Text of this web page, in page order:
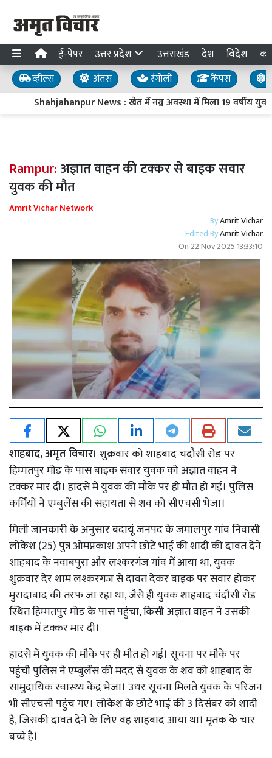
ई-पेपर उत्तर प्रदेश उत्तराखंड देश विदेश
व्हील्स अंतस रंगोली कैंपस
Shahjahanpur News : खेत में नग्न अवस्था में मिला 19 वर्षीय
Rampur:अज्ञात वाहन की टक्कर से बाइक सवार
युवक की मौत
Amrit Vichar Network
ByAmrit Vichar
Edited ByAmrit Vichar
On 22 Nov 2025 13:33:10
शाहबाद, अमृत विचार। शुक्रवार को शाहबाद चंदौसी रोड पर
हिम्मतपुर मोड के पास बाइक सवार युवक को अज्ञात वाहन ने
टक्कर मार दी। हादसे में युवक की मौके पर ही मौत हो गई। पुलिस
कर्मियों ने एम्बुलेंस की सहायता से शव को सीएचसी भेजा।
मिली जानकारी के अनुसार बदायूं जनपद के जमालपुर गांव निवासी
लोकेश (25) पुत्र ओमप्रकाश अपने छोटे भाई की शादी की दावत देने
शाहबाद के नवाबपुरा और लश्करगंज गांव में आया था, युवक
शुक्रवार देर शाम लश्करगंज से दावत देकर बाइक पर सवार होकर
मुरादाबाद की तरफ जा रहा था, जैसे ही युवक शाहबाद चंदौसी रोड
स्थित हिम्मतपुर मोड के पास पहुंचा, किसी अज्ञात वाहन ने उसकी
बाइक में टक्कर मार दी।
हादसे में युवक की मौके पर ही मौत हो गई। सूचना पर मौके पर
पहुंची पुलिस ने एम्बुलेंस की मदद से युवक के शव को शाहबाद के
सामुदायिक स्वास्थ्य केंद्र भेजा। उधर सूचना मिलते युवक के परिजन
भी सीएचसी पहुंच गए। लोकेश के छोटे भाई की 3 दिसंबर को शादी
है, जिसकी दावत देने के लिए वह शाहबाद आया था। मृतक के चार
बच्चे है।